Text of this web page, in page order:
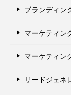
ブランディン
マーケティン
マーケティン
リードジェネ